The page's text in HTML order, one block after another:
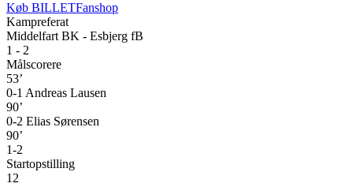
Køb BILLETFanshop
Kampreferat
Middelfart BK - Esbjerg fB
1 - 2
Målscorere
53’
0-1 Andreas Lausen
90’
0-2 Elias Sørensen
90’
1-2
Startopstilling
12